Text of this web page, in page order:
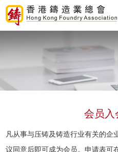
会员入
凡从事与压铸及铸造行业有关的企
议同意后即可成为会员。申请表可